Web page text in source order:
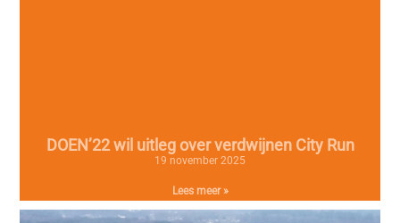
DOEN’22 wil uitleg over verdwijnen City Run
19 november 2025
Lees meer »